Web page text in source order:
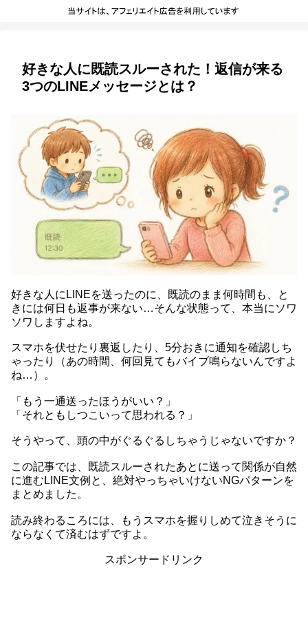
好きな人に既読スルーされた！返信が来る
3つのLINEメッセージとは？
好きな人にLINEを送ったのに、既読のまま何時間も、と
きには何日も返事が来ない…そんな状態って、本当にソワ
ソワしますよね。
スマホを伏せたり裏返したり、5分おきに通知を確認しち
ゃったり（あの時間、何回見てもバイブ鳴らないんですよ
ね…）。
「もう一通送ったほうがいい？」
「それともしつこいって思われる？」
そうやって、頭の中がぐるぐるしちゃうじゃないですか？
この記事では、既読スルーされたあとに送って関係が自然
に進むLINE文例と、絶対やっちゃいけないNGパターンを
まとめました。
読み終わるころには、もうスマホを握りしめて泣きそうに
ならなくて済むはずですよ。
スポンサードリンク